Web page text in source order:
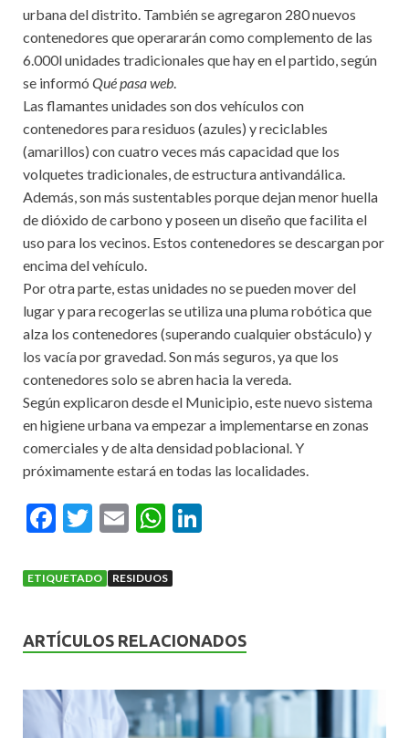
urbana del distrito. También se agregaron 280 nuevos
contenedores que operararán como complemento de las
6.000l unidades tradicionales que hay en el partido, según
se informó Qué pasa web.
Las flamantes unidades son dos vehículos con
contenedores para residuos (azules) y reciclables
(amarillos) con cuatro veces más capacidad que los
volquetes tradicionales, de estructura antivandálica.
Además, son más sustentables porque dejan menor huella
de dióxido de carbono y poseen un diseño que facilita el
uso para los vecinos. Estos contenedores se descargan por
encima del vehículo.
Por otra parte, estas unidades no se pueden mover del
lugar y para recogerlas se utiliza una pluma robótica que
alza los contenedores (superando cualquier obstáculo) y
los vacía por gravedad. Son más seguros, ya que los
contenedores solo se abren hacia la vereda.
Según explicaron desde el Municipio, este nuevo sistema
en higiene urbana va empezar a implementarse en zonas
comerciales y de alta densidad poblacional. Y
próximamente estará en todas las localidades.
F
e
o
o
k
T
itt
E
ai
W
at
A
p
p
n
ETIQUETADO RESIDUOS
ARTÍCULOS RELACIONADOS